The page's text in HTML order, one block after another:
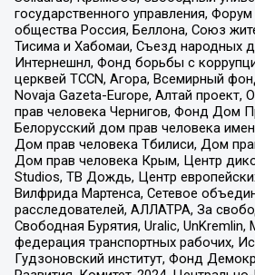
государственного управления,
общества Россия, Беллона, Союз
Тисима и Хабомаи, Съезд народных
Интернешнл, Фонд борьбы с
церквей TCCN, Агора, Всемирный
Novaja Gazeta-Europe, Алтай проект,
прав человека Чернигов, Фонд Дом
Белорусский дом прав человека
Дом прав человека Тбилиси, Дом
Дом прав человека Крым, Центр
Studios, ТВ Дождь, Центр
Вилфрида Мартенса, Сетевое
расследователей, АЛЛАТРА, За
Свободная Бурятия, Uralic,
федерация транспортных рабочих,
Гудзоновский институт, Фонд